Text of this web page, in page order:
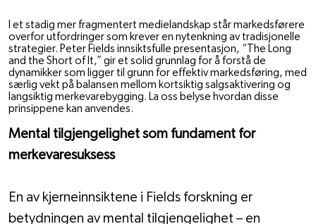
Mental tilgjengelighet som fundament for
merkevaresuksess
En av kjerneinnsiktene i Fields forskning er
betydningen av mental tilgjengelighet – en
I et stadig mer fragmentert medielandskap står markedsførere
overfor utfordringer som krever en nytenkning av tradisjonelle
strategier. Peter Fields innsiktsfulle presentasjon, “The Long
and the Short of It,” gir et solid grunnlag for å forstå de
dynamikker som ligger til grunn for effektiv markedsføring, med
særlig vekt på balansen mellom kortsiktig salgsaktivering og
langsiktig merkevarebygging. La oss belyse hvordan disse
prinsippene kan anvendes.